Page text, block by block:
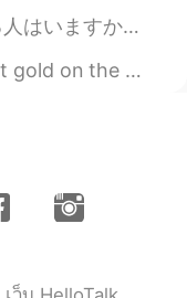
2020.05.26 11:30
が良くなるね
、今も南アフリカでは飲んでいる人が多いです！ ルイボス(...
them. Look at their smiles!...